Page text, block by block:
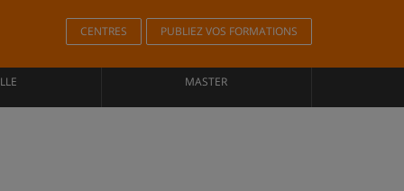
CENTRES PUBLIEZ VOS FORMATIONS
MASTER